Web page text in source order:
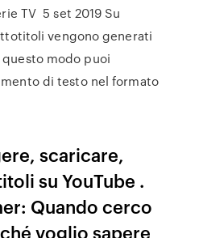
TV 5 set 2019 Su
vengono generati
modo puoi
di testo nel formato
scaricare,
su YouTube .
Quando cerco
voglio sapere